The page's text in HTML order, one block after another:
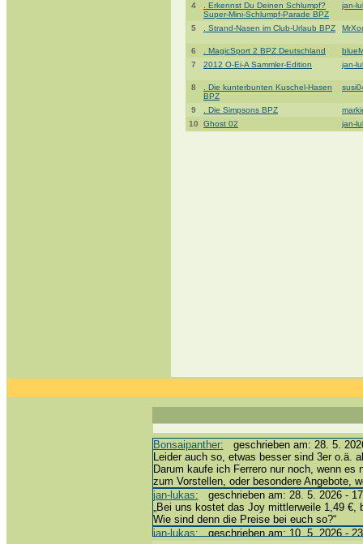
4
. Erkennst Du Deinen Schlumpf?
Super-Mini-Schlumpf-Parade BPZ
jan-
5 . Strand-Nasen im Club-Urlaub BPZ
6 . MagicSport 2 BPZ Deutschland
7
2012 O-Ei-A Sammler-Edition jan-
8
. Die kunterbunten Kuschel-Hasen
BPZ
9 . Die Simpsons BPZ
10
Ghost 02 jan-
Bonsaipanther: geschrieben am: 28. 5.
Leider auch so, etwas besser sind 3er o.ä.
Darum kaufe ich Ferrero nur noch, wenn es
zum Vorstellen, oder besondere Angebote,
jan-lukas: geschrieben am: 28. 5. 2026 -
„Bei uns kostet das Joy mittlerweile 1,49 €,
Wie sind denn die Preise bei euch so?“
jan-lukas:geschrieben am: 10. 5. 2026 -